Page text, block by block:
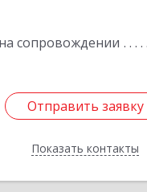
сопровождении
Отправить заявку
Показать контакты
Отправить заявку
Назад